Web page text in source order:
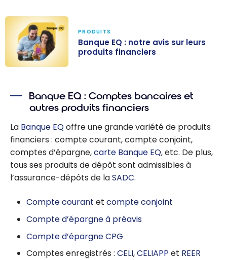
leurs produits
financiers
PRODUITS
Banque EQ : notre avis sur leurs
produits financiers
Banque EQ : Comptes bancaires et
autres produits financiers
La Banque EQoffre une grande variété de produits
financiers : compte courant, compte conjoint,
comptes d’épargne,carte Banque EQ, etc. De plus,
tous ses produits de dépôt sont admissibles à
l’assurance-dépôts de laSADC.
Compte courant et compte conjoint
Compte d’épargne à préavis
Compte d’épargne CPG
Comptes enregistrés : CELI,CELIAPP et REER